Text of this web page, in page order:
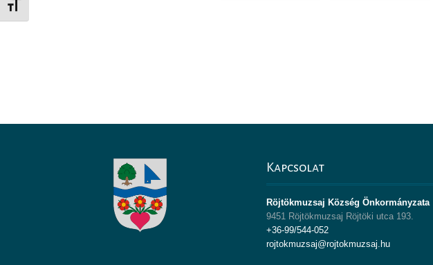
Betűméret váltása
Kapcsolat
Röjtökmuzsaj Község Önkormányzata
9451 Röjtökmuzsaj Röjtöki utca 193.
+36-99/544-052
rojtokmuzsaj@rojtokmuzsaj.hu